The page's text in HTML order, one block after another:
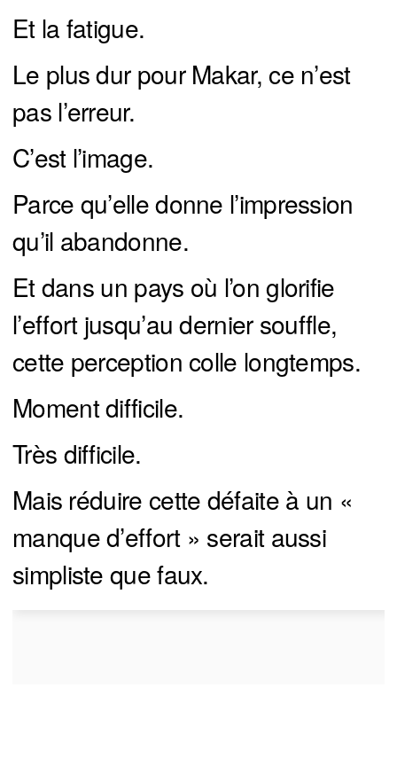
Et la fatigue.
Le plus dur pour Makar, ce n’est
pas l’erreur.
C’est l’image.
Parce qu’elle donne l’impression
qu’il abandonne.
Et dans un pays où l’on glorifie
l’effort jusqu’au dernier souffle,
cette perception colle longtemps.
Moment difficile.
Très difficile.
Mais réduire cette défaite à un «
manque d’effort » serait aussi
simpliste que faux.